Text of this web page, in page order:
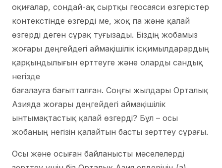
оқиғалар, сондай-ақ сыртқы геосаяси өзгерістер
контекстінде өзгерді ме, жоқ па және қалай
өзгерді деген сұрақ туғызады. Біздің жобамыз
жоғары деңгейдегі аймақішілік ісқимылдарардың
қарқындылығын ерттеуге және оларды сандық
негізде
бағалауға бағытталған. Соңғы жылдары Орталық
Азияда жоғары деңгейдегі аймақішілік
ынтымақтастық қалай өзгерді? Бұл – осы
жобаның негізін қалайтын басты зерттеу сұрағы.
Осы және осыған байланысты мәселелерді